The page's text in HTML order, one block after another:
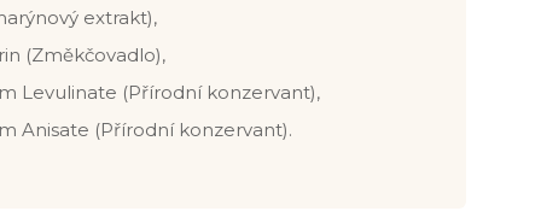
extrakt),
(Změkčovadlo),
Levulinate (Přírodní konzervant),
Anisate (Přírodní konzervant).